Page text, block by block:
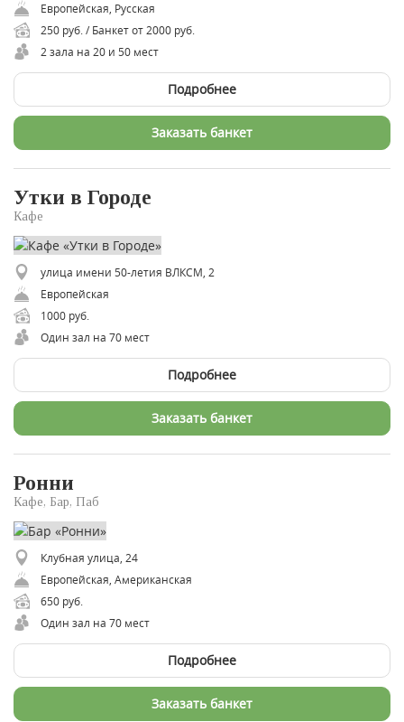
Европейская, Русская
250 руб. / Банкет от 2000 руб.
2 зала на 20 и 50 мест
Подробнее
Заказать банкет
Утки в Городе
Кафе
улица имени 50-летия ВЛКСМ, 2
Европейская
1000 руб.
Один зал на 70 мест
Подробнее
Заказать банкет
Ронни
Кафе, Бар, Паб
Клубная улица, 24
Европейская, Американская
650 руб.
Один зал на 70 мест
Подробнее
Заказать банкет